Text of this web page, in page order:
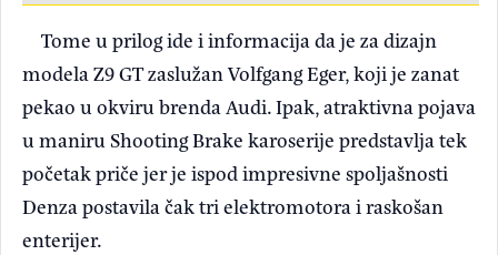
Tome u prilog ide i informacija da je za dizajn
modela Z9 GT zaslužan Volfgang Eger, koji je zanat
pekao u okviru brenda Audi. Ipak, atraktivna pojava
u maniru Shooting Brake karoserije predstavlja tek
početak priče jer je ispod impresivne spoljašnosti
Denza postavila čak tri elektromotora i raskošan
enterijer.